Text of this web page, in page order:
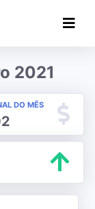
2021
DO MÊS